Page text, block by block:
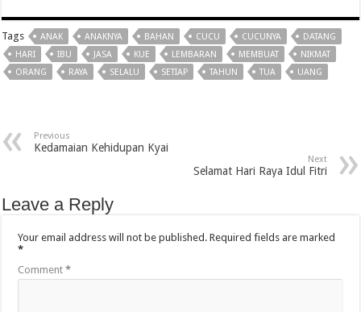
Tags ANAK ANAKNYA BAHAN CUCU CUCUNYA
DATANG
HARI
IBU JASA KUE LEMBARAN MEMBUAT
NIKMAT
ORANG
RAYA SELALU SETIAP TAHUN TUA UANG
Previous
Kedamaian Kehidupan Kyai
Next
Selamat Hari Raya Idul Fitri
Leave a Reply
Your email address will not be published. Required fields are marked
*
Comment*